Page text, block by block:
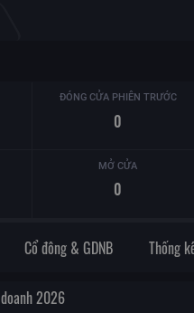
ĐÓNG CỬA PHIÊN TRƯỚC
0
MỞ CỬA
0
Cổ đông & GDNB Thống
2026